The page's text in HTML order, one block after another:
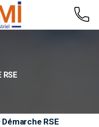
RSE
Démarche RSE